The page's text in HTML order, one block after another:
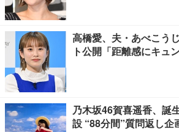
高橋愛、夫・あべこう
ト公開「距離感にキュ
乃木坂46賀喜遥香、誕
設 “88分間”質問返し企